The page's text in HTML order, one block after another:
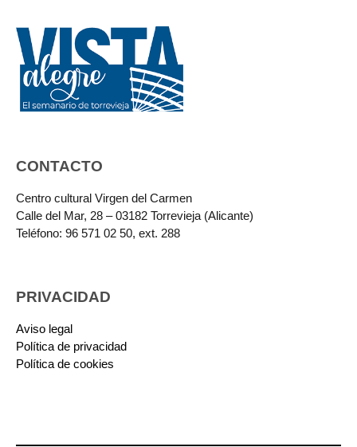
CONTACTO
Centro cultural Virgen del Carmen
Calle del Mar, 28 – 03182 Torrevieja (Alicante)
Teléfono: 96 571 02 50, ext. 288
PRIVACIDAD
Aviso legal
Política de privacidad
Política de cookies